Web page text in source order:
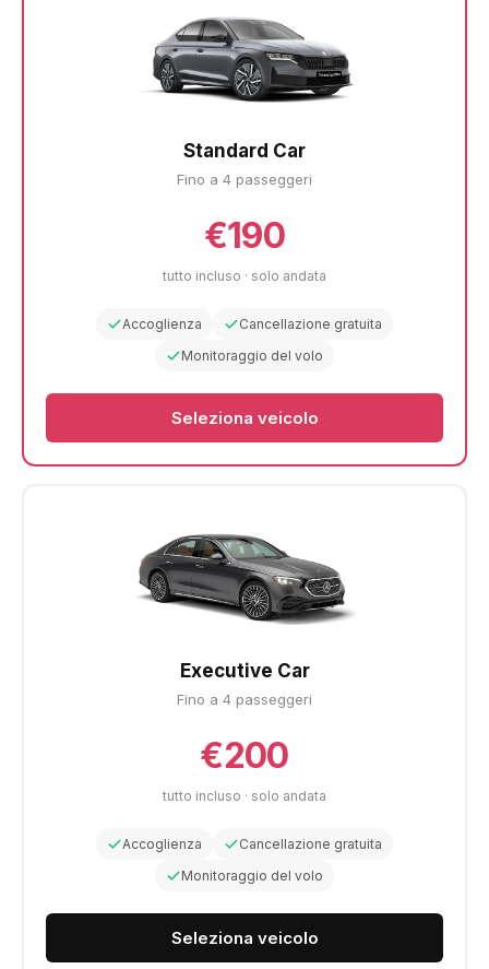
Standard Car
Fino a 4 passeggeri
€190
tutto incluso · solo andata
Accoglienza
Cancellazione gratuita
Monitoraggio del volo
Seleziona veicolo
Executive Car
Fino a 4 passeggeri
€200
tutto incluso · solo andata
Accoglienza
Cancellazione gratuita
Monitoraggio del volo
Seleziona veicolo